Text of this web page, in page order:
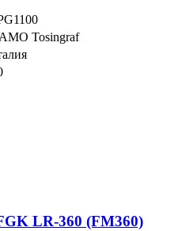
Tosingraf
LR-360 (FM360)